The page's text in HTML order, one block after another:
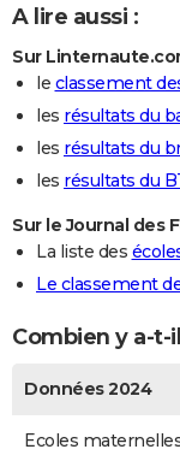
A lire aussi :
Sur
le classement
les résultats du
les résultats du
les résultats du
Sur le Journal des
La liste des
Le classement
Combien y a-t-
Données 2024
Ecoles